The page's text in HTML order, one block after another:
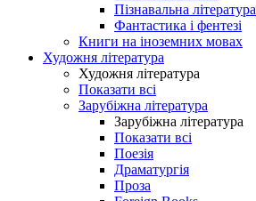
Пізнавальна література
Фантастика і фентезі
Книги на іноземних мовах
Художня література
Художня література
Показати всі
Зарубіжна література
Зарубіжна література
Показати всі
Поезія
Драматургія
Проза